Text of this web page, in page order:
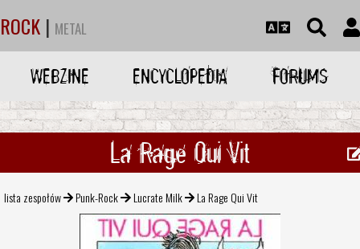
ROCK | METAL
WEBZINE ENCYCLOPEDIA FORUMS
La Rage Qui Vit
lista zespołów Punk-Rock Lucrate Milk La Rage Qui Vit